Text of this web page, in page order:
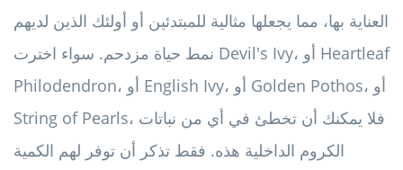
العناية بها، مما يجعلها مثالية للمبتدئين أو أولئك الذين لديهم
نمط حياة مزدحم. سواء اخترت Devil's Ivy، أو Heartleaf
Philodendron، أو English Ivy، أو Golden Pothos، أو
String of Pearls، فلا يمكنك أن تخطئ في أي من نباتات
الكروم الداخلية هذه. فقط تذكر أن توفر لهم الكمية